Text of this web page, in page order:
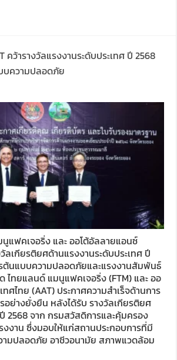
คว้ารางวัลแรงงานระดับประเทศ ปี 2568
ความปลอดภัย
แฟคเจอริ่ง และ ออโต้อัลลายแอนซ์
ลเกียรติยศด้านแรงงานระดับประเทศ ปี
ต้นแบบความปลอดภัยและแรงงานสัมพันธ์
ไทยแลนด์ แมนูแฟคเจอริ่ง (FTM) และ ออ
ศไทย (AAT) ประกาศความสำเร็จด้านการ
อย่างยั่งยืน หลังได้รับ รางวัลเกียรติยศ
ปี 2568 จาก กรมสวัสดิการและคุ้มครอง
งงาน ซึ่งมอบให้แก่สถานประกอบการที่มี
ามปลอดภัย อาชีวอนามัย สภาพแวดล้อม